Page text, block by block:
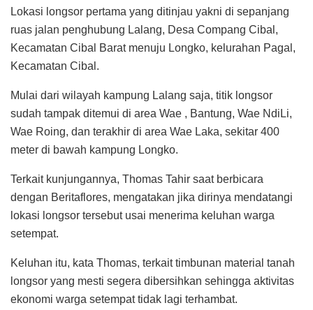
Lokasi longsor pertama yang ditinjau yakni di sepanjang
ruas jalan penghubung Lalang, Desa Compang Cibal,
Kecamatan Cibal Barat menuju Longko, kelurahan Pagal,
Kecamatan Cibal.
Mulai dari wilayah kampung Lalang saja, titik longsor
sudah tampak ditemui di area Wae , Bantung, Wae NdiLi,
Wae Roing, dan terakhir di area Wae Laka, sekitar 400
meter di bawah kampung Longko.
Terkait kunjungannya, Thomas Tahir saat berbicara
dengan Beritaflores, mengatakan jika dirinya mendatangi
lokasi longsor tersebut usai menerima keluhan warga
setempat.
Keluhan itu, kata Thomas, terkait timbunan material tanah
longsor yang mesti segera dibersihkan sehingga aktivitas
ekonomi warga setempat tidak lagi terhambat.